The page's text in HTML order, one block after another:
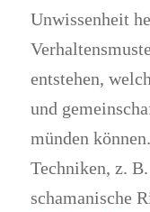
Unwissenheit
entstehen,
und
münden
Techniken, z.
schamanische